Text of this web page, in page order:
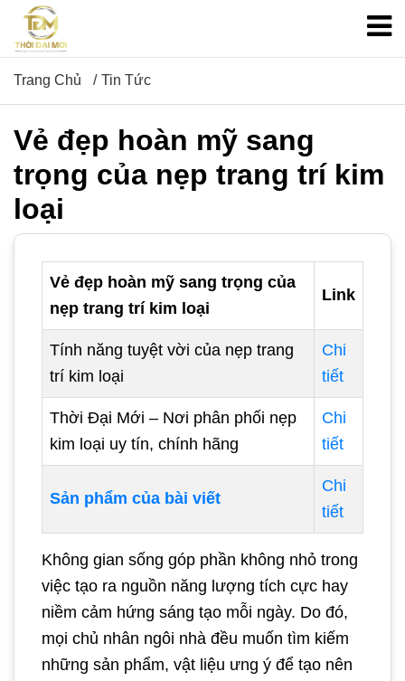
Trang Chủ Tin Tức
Vẻ đẹp hoàn mỹ sang
trọng của nẹp trang trí kim
loại
Vẻ đẹp hoàn mỹ sang trọng của
nẹp trang trí kim loại
Link
Tính năng tuyệt vời của nẹp trang
trí kim loại
Chi
tiết
Thời Đại Mới – Nơi phân phối nẹp
kim loại uy tín, chính hãng
Chi
tiết
Sản phẩm của bài viết
Chi
tiết
Không gian sống góp phần không nhỏ trong
việc tạo ra nguồn năng lượng tích cực hay
niềm cảm hứng sáng tạo mỗi ngày. Do đó,
mọi chủ nhân ngôi nhà đều muốn tìm kiếm
những sản phẩm, vật liệu ưng ý để tạo nên